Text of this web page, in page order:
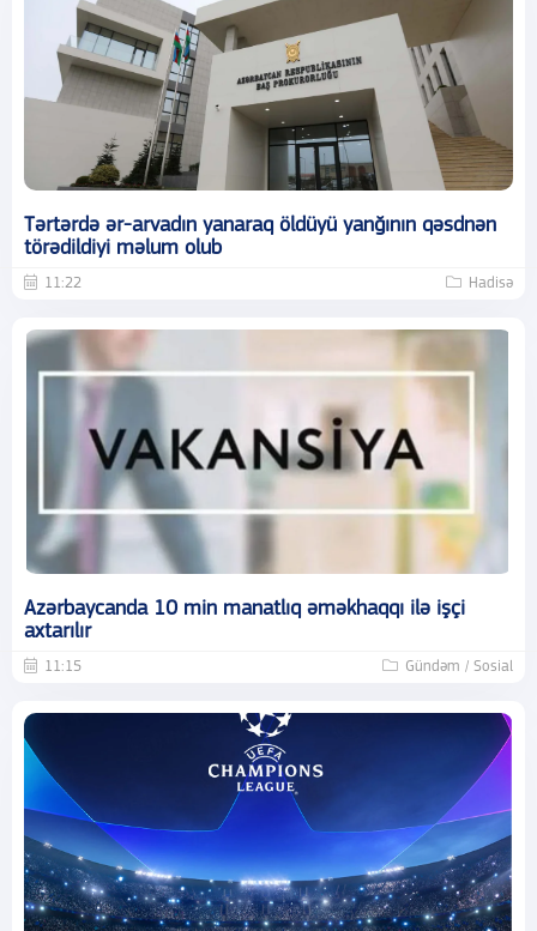
Tərtərdə ər-arvadın yanaraq öldüyü yanğının qəsdnən
törədildiyi məlum olub
11:22 Hadisə
Azərbaycanda 10 min manatlıq əməkhaqqı ilə işçi
axtarılır
11:15 Gündəm / Sosial